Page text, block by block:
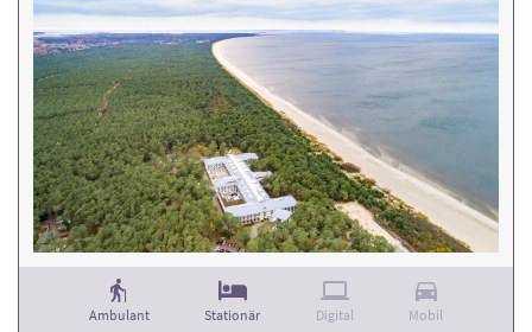
Ambulant Stationär Digital Mobil